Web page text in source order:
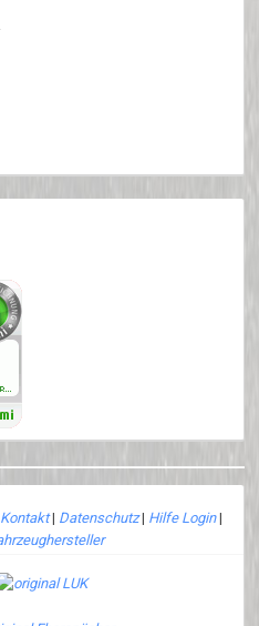
Kontakt| Datenschutz| Hilfe Login|